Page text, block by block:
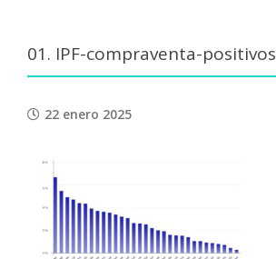
01. IPF-compraventa-positivos
22 enero 2025